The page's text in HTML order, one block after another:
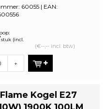
60055 | EAN:
(incl.
(€--,-- incl. btw)
+
Kogel E27